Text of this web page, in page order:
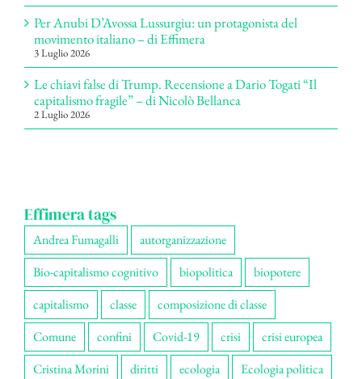
Per Anubi D’Avossa Lussurgiu: un protagonista del
movimento italiano – di Effimera
3 Luglio 2026
Le chiavi false di Trump. Recensione a Dario Togati “Il
capitalismo fragile” – di Nicolò Bellanca
2 Luglio 2026
Effimera tags
Andrea Fumagalli
autorganizzazione
Bio-capitalismo cognitivo
biopolitica
biopotere
capitalismo
classe
composizione di classe
Comune
confini Covid-19 crisi
crisi europea
Cristina Morini
diritti ecologia
Ecologia politica